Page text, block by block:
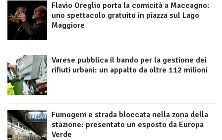
Flavio Oreglio porta la comicità a Maccagno:
uno spettacolo gratuito in piazza sul Lago
Maggiore
Varese pubblica il bando per la gestione dei
rifiuti urbani: un appalto da oltre 112 milioni
Fumogeni e strada bloccata nella zona della
stazione: presentato un esposto da Europa
Verde